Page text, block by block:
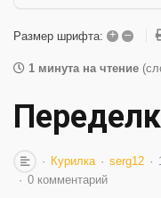
Размер шрифта: + –
1 минута на чтение
Курилка serg12
0 комментарий